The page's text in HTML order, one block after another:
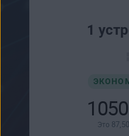
1
1050
Это 87 ,50